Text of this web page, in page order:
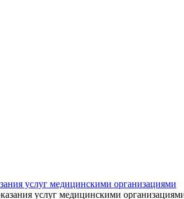
услуг медицинскими организациями